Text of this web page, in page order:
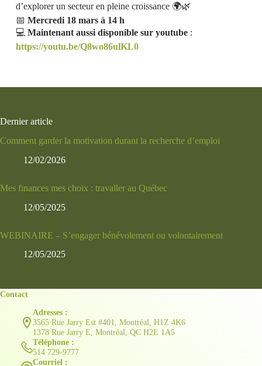
d’explorer un secteur en pleine croissance 🌍🌿
📅 Mercredi 18 mars à 14 h
💻 Maintenant aussi disponible sur youtube:
https://youtu.be/Q8wo86ulKL0
Dernier article
Comment garder la motivation durant la recherche d’emploi
12/02/2026
Mes finances mes choix : travaller au Québec
12/05/2025
WEBINAIRE – S’engager bénévolement ou volontairement
12/05/2025
Contact
Adresses :
3565 Rue Jarry Est #401, Montréal, H1Z 4K6
1378 Rue Jarry E, Montréal, QC H2E 1A5
Téléphone :
514 729-9777
Courriel :